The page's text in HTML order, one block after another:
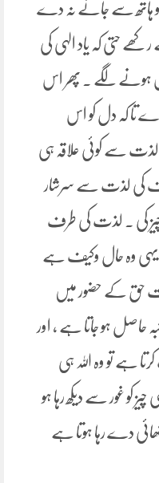
ہاتھ سے جانے نہ دے
رکھے حتی کہ یاد الہی کی
لگے ۔ پھر اس
تا کہ دل کو اس
لذت سے کوئی علاقہ ہی
کی لذت سے سرشار
چیز کی ۔ لذت کی طرف
۔ یہی وہ حال وکیف ہے
حق کے حضور میں
حاصل ہو جاتا ہے ، اور
ہے تو وہ اللہ ہی
کو غور سے دیکھ رہا ہو
دے رہا ہوتا ہے